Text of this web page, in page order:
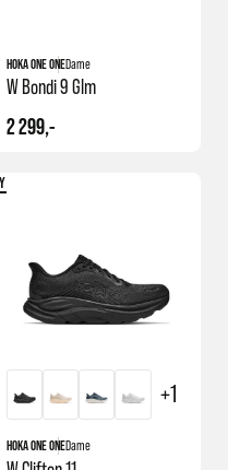
HOKA ONE ONEDame
W Bondi 9 Glm
2 299,-
+1
HOKA ONE ONEDame